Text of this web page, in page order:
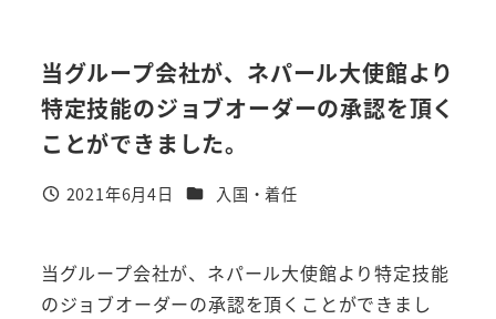
当グループ会社が、ネパール大使館より
特定技能のジョブオーダーの承認を頂く
ことができました。
投稿日
2021年6月4日 カテゴリー
入国・着任
当グループ会社が、ネパール大使館より特定技能
のジョブオーダーの承認を頂くことができまし